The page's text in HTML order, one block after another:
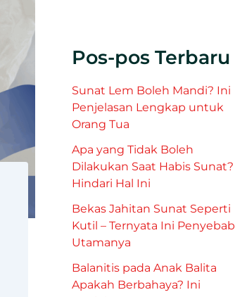
Pos-pos Terbaru
Sunat Lem Boleh Mandi? Ini
Penjelasan Lengkap untuk
Orang Tua
Apa yang Tidak Boleh
Dilakukan Saat Habis Sunat?
Hindari Hal Ini
Bekas Jahitan Sunat Seperti
Kutil – Ternyata Ini Penyebab
Utamanya
Balanitis pada Anak Balita
Apakah Berbahaya? Ini